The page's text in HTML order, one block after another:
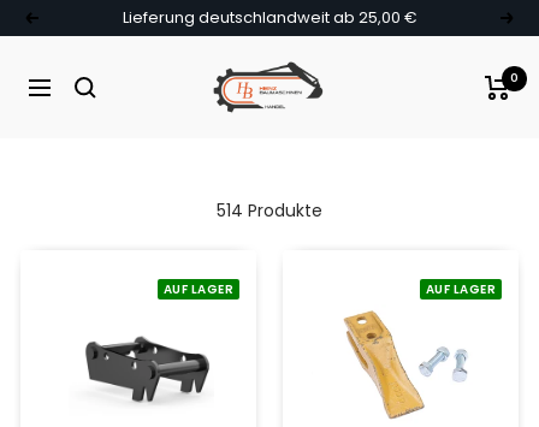
Direkt zum Inhalt
Zurück Lieferung deutschlandweit ab 25,00 €
Navigation
Heinz Baumaschinen 0
514 Produkte
AUF LAGER AUF LAGER